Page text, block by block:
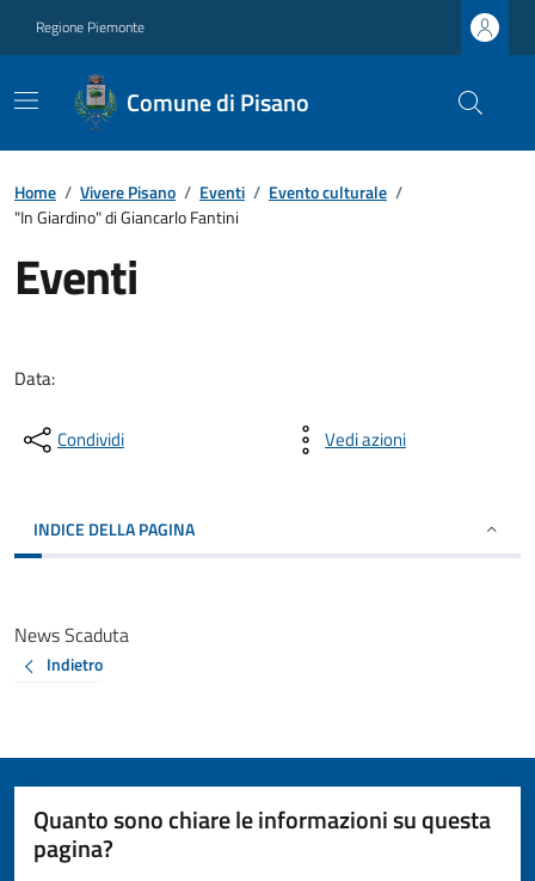
Regione Piemonte
Comune di Pisano
Home / Vivere Pisano / Eventi / Evento culturale /
"In Giardino" di Giancarlo Fantini
Eventi
Data:
Condividi Vedi azioni
INDICE DELLA PAGINA
News Scaduta
Indietro
Quanto sono chiare le informazioni su questa
pagina?